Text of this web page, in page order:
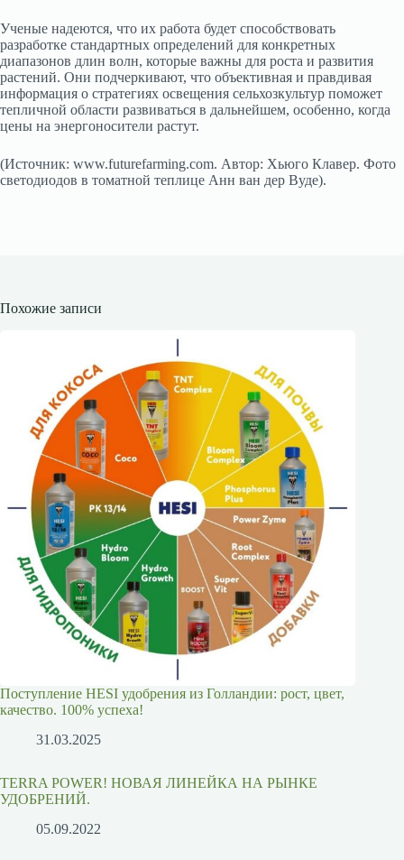
Ученые надеются, что их работа будет способствовать
разработке стандартных определений для конкретных
диапазонов длин волн, которые важны для роста и развития
растений. Они подчеркивают, что объективная и правдивая
информация о стратегиях освещения сельхозкультур поможет
тепличной области развиваться в дальнейшем, особенно, когда
цены на энергоносители растут.
(Источник: www.futurefarming.com. Автор: Хьюго Клавер. Фото
светодиодов в томатной теплице Анн ван дер Вуде).
Похожие записи
Поступление HESI удобрения из Голландии: рост, цвет,
качество. 100% успеха!
31.03.2025
TERRA POWER! НОВАЯ ЛИНЕЙКА НА РЫНКЕ
УДОБРЕНИЙ.
05.09.2022